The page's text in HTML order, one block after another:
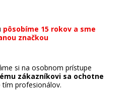
pôsobíme 15 rokov a sme
značkou
si na osobnom prístupe
zákazníkovi sa ochotne
tím profesionálov.